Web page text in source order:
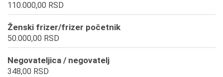
110.000,00 RSD
Ženski frizer/frizer početnik
50.000,00 RSD
Negovateljica / negovatelj
348,00 RSD